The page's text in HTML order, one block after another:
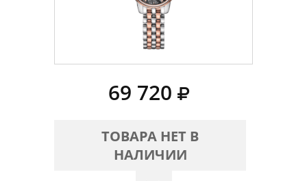
69 720
ТОВАРА НЕТ В
НАЛИЧИИ